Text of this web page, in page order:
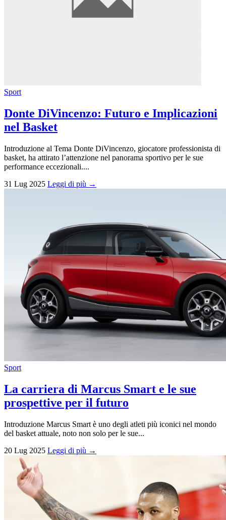
Sport
Donte DiVincenzo: Futuro e Implicazioni
nel Basket
Introduzione al Tema Donte DiVincenzo, giocatore professionista di
basket, ha attirato l’attenzione nel panorama sportivo per le sue
performance eccezionali....
31 Lug 2025 Leggi di più →
Sport
La carriera di Marcus Smart e le sue
prospettive per il futuro
Introduzione Marcus Smart è uno degli atleti più iconici nel mondo
del basket attuale, noto non solo per le sue...
20 Lug 2025 Leggi di più →